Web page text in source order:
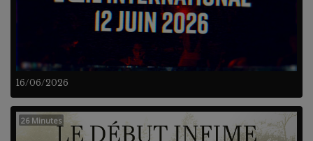
16/06/2026
26 Minutes